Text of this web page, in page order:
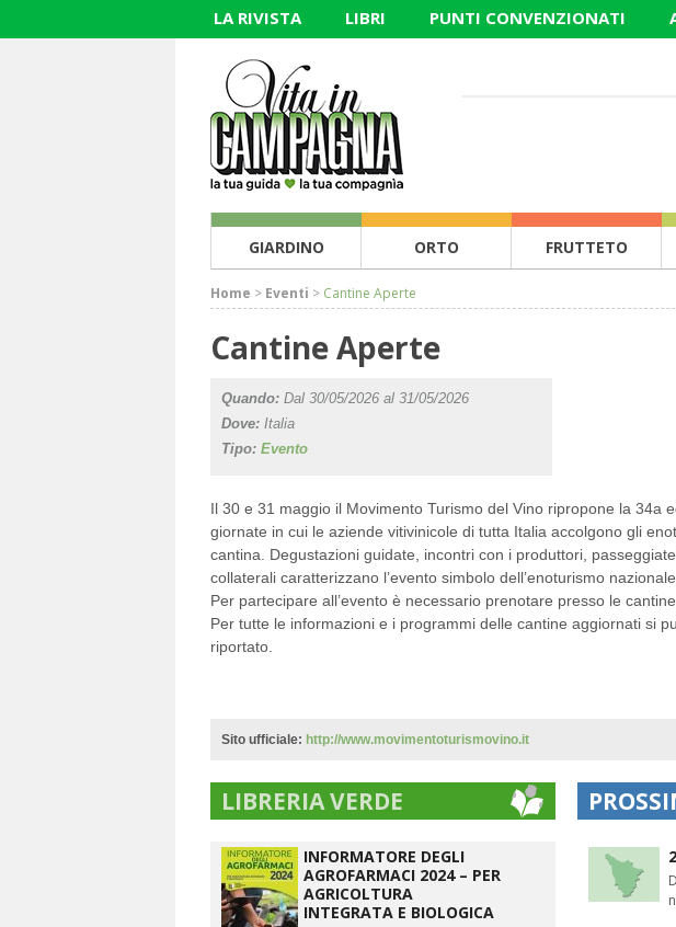
LA RIVISTA LIBRI PUNTI CONVENZIONATI
GIARDINO ORTO FRUTTETO
Home > Eventi > Cantine Aperte
Cantine Aperte
Quando: Dal 30/05/2026 al 31/05/2026
Dove: Italia
Tipo: Evento
Il 30 e 31 maggio il Movimento Turismo del Vino ripropone la 34a
giornate in cui le aziende vitivinicole di tutta Italia accolgono gli
cantina. Degustazioni guidate, incontri con i produttori,
collaterali caratterizzano l’evento simbolo dell’enoturismo nazionale.
Per partecipare all’evento è necessario prenotare presso le
Per tutte le informazioni e i programmi delle cantine aggiornati si
riportato.
Sito ufficiale: http://www.movimentoturismovino.it
LIBRERIA VERDE
INFORMATORE DEGLI
AGROFARMACI 2024 – PER
AGRICOLTURA
INTEGRATA E BIOLOGICA